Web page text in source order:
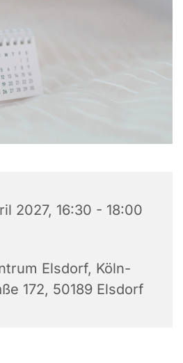
2027, 16:30 - 18:00
Elsdorf, Köln-
172, 50189 Elsdorf